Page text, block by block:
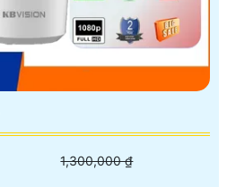
1,300,000 ₫